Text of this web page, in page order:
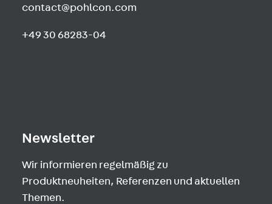
contact@pohlcon.com
+49 30 68283-04
Newsletter
Wir informieren regelmäßig zu
Produktneuheiten, Referenzen und aktuellen
Themen.